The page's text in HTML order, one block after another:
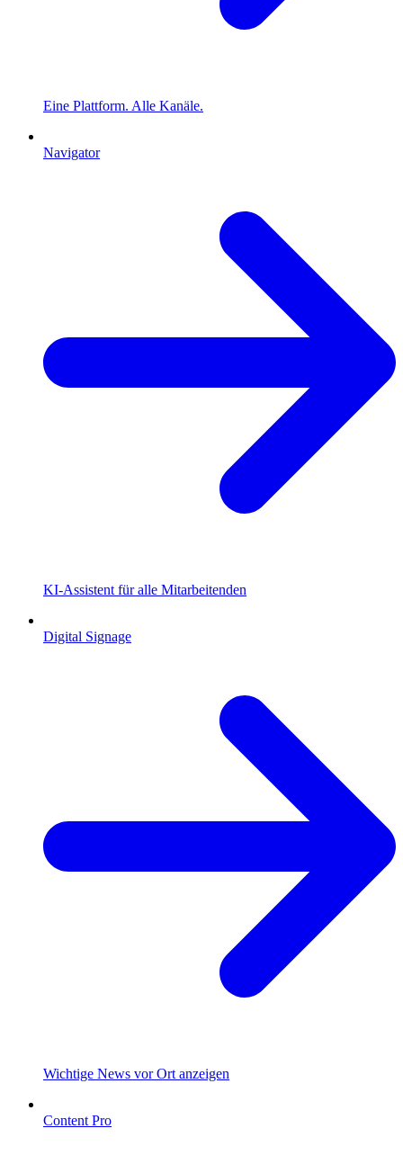
Eine Plattform. Alle Kanäle.
Navigator
KI-Assistent für alle Mitarbeitenden
Digital Signage
Wichtige News vor Ort anzeigen
Content Pro